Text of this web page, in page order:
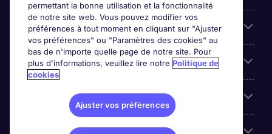
Les avis Google
Nos offres d'emploi
permettant la bonne utilisation et la fonctionnalité
de notre site web. Vous pouvez modifier vos
préférences à tout moment en cliquant sur "Ajuster
vos préférences" ou "Paramètres des cookies" au
bas de n'importe quelle page de notre site. Pour
plus d'informations, veuillez lire notre Politique de
cookies
Ajuster vos préférences